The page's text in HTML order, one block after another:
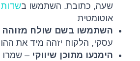
שעה, כתובת. השתמשו בשדות
אוטומטית
השתמשו בשם שולח מזוהה
עסקי, הלקוח יזהה מיד את
הימנעו מתוכן שיווקי – שמרו